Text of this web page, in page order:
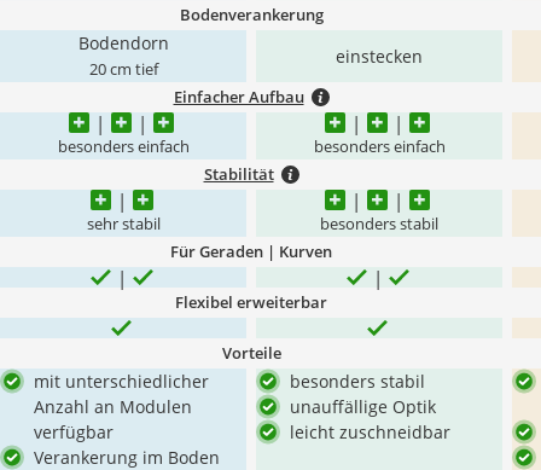
Bodenverankerung
Bodendorn
20 cm tief
einstecken
Einfacher Aufbau
besonders einfach besonders einfach
Stabilität
sehr stabil besonders stabil
Für Geraden | Kurven
Flexibel erweiterbar
Vorteile
mit unterschiedlicher
Anzahl an Modulen
verfügbar
Verankerung im Boden
besonders stabil
unauffällige Optik
leicht zuschneidbar